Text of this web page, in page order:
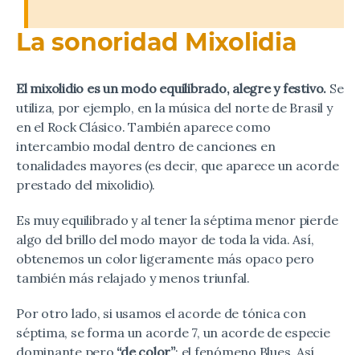
La sonoridad Mixolidia
El mixolidio es un modo equilibrado, alegre y festivo. Se
utiliza, por ejemplo, en la música del norte de Brasil y
en el Rock Clásico. También aparece como
intercambio modal dentro de canciones en
tonalidades mayores (es decir, que aparece un acorde
prestado del mixolidio).
Es muy equilibrado y al tener la séptima menor pierde
algo del brillo del modo mayor de toda la vida. Así,
obtenemos un color ligeramente más opaco pero
también más relajado y menos triunfal.
Por otro lado, si usamos el acorde de tónica con
séptima, se forma un acorde 7, un acorde de especie